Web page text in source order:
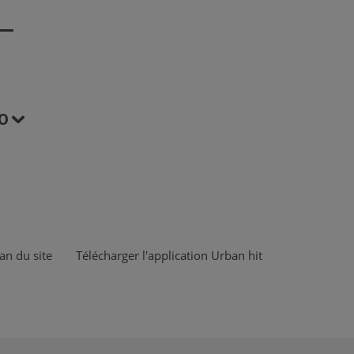
du site Télécharger l'application Urban hit